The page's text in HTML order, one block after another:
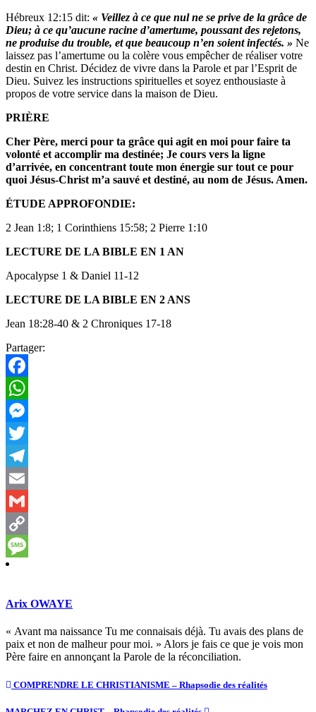
Hébreux 12:15 dit: « Veillez à ce que nul ne se prive de la grâce de
Dieu; à ce qu’aucune racine d’amertume, poussant des rejetons,
ne produise du trouble, et que beaucoup n’en soient infectés. » Ne
laissez pas l’amertume ou la colère vous empêcher de réaliser votre
destin en Christ. Décidez de vivre dans la Parole et par l’Esprit de
Dieu. Suivez les instructions spirituelles et soyez enthousiaste à
propos de votre service dans la maison de Dieu.
PRIÈRE
Cher Père, merci pour ta grâce qui agit en moi pour faire ta
volonté et accomplir ma destinée; Je cours vers la ligne
d’arrivée, en concentrant toute mon énergie sur tout ce pour
quoi Jésus-Christ m’a sauvé et destiné, au nom de Jésus. Amen.
ÉTUDE APPROFONDIE:
2 Jean 1:8; 1 Corinthiens 15:58; 2 Pierre 1:10
LECTURE DE LA BIBLE EN 1 AN
Apocalypse 1 & Daniel 11-12
LECTURE DE LA BIBLE EN 2 ANS
Jean 18:28-40 & 2 Chroniques 17-18
Partager:
Facebook
WhatsApp
Messenger
Twitter
Telegram
Email
Gmail
Copy
Link
Message
Arix OWAYE
« Avant ma naissance Tu me connaisais déjà. Tu avais des plans de
paix et non de malheur pour moi. » Alors je fais ce que je vois mon
Père faire en annonçant la Parole de la réconciliation.
COMPRENDRE LE CHRISTIANISME – Rhapsodie des réalités